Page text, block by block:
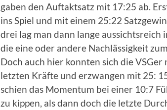
gaben den Auftaktsatz mit 17:25 ab.
ins Spiel und mit einem 25:22
drei lag man dann lange aussichtsreich
die eine oder andere Nachlässigkeit
Doch auch hier konnten sich die
letzten Kräfte und erzwangen mit 25:
schien das Momentum bei einer 10:7
zu kippen, als dann doch die letzte